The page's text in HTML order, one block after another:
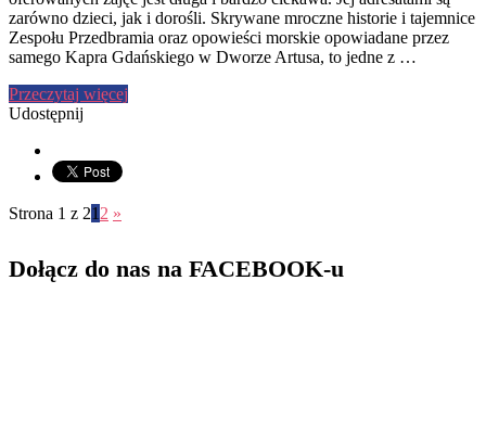
zarówno dzieci, jak i dorośli. Skrywane mroczne historie i tajemnice
Zespołu Przedbramia oraz opowieści morskie opowiadane przez
samego Kapra Gdańskiego w Dworze Artusa, to jedne z …
Przeczytaj więcej
Udostępnij
Strona 1 z 21 2 »
Dołącz do nas na FACEBOOK-u